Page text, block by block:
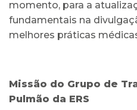
momento, para a
fundamentais na
melhores práticas
Missão do Grupo de
Pulmão da ERS